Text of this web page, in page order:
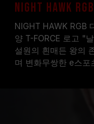
NIGHT HAWK
NIGHT HAWK RGB
양 T-FORCE 로고 "
설원의 흰매든 왕의
며 변화무쌍한 e스포